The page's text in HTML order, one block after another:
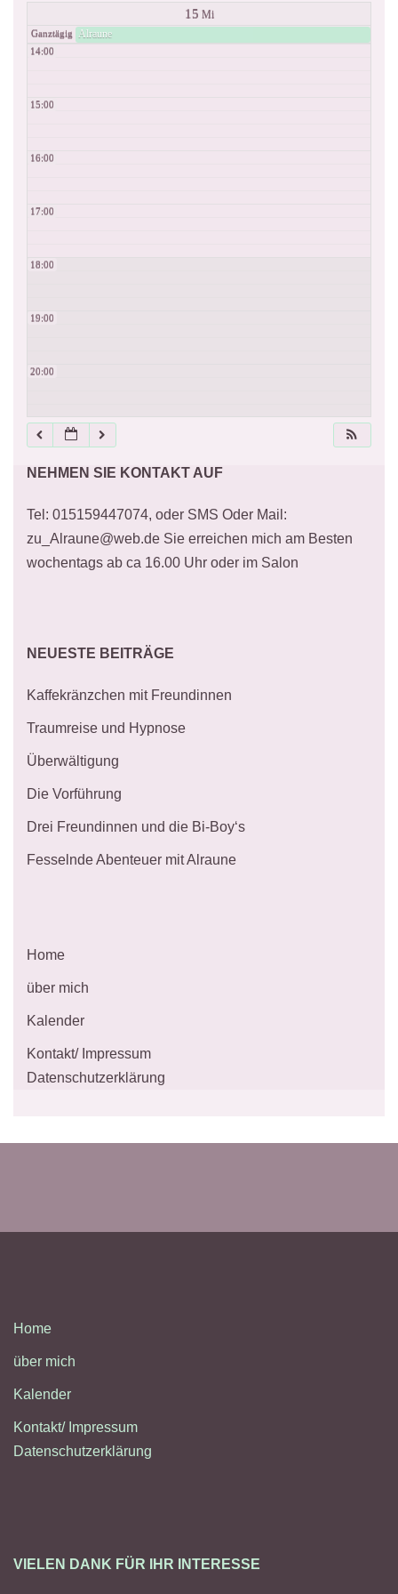
15 Mi
Ganztägig Alraune
14:00
15:00
16:00
17:00
18:00
19:00
20:00
21:00
22:00
23:00
NEHMEN SIE KONTAKT AUF
Tel: 015159447074, oder SMS Oder Mail:
zu_Alraune@web.de Sie erreichen mich am Besten
wochentags ab ca 16.00 Uhr oder im Salon
NEUESTE BEITRÄGE
Kaffekränzchen mit Freundinnen
Traumreise und Hypnose
Überwältigung
Die Vorführung
Drei Freundinnen und die Bi-Boy‘s
Fesselnde Abenteuer mit Alraune
Home
über mich
Kalender
Kontakt/ Impressum
Datenschutzerklärung
Home
über mich
Kalender
Kontakt/ Impressum
Datenschutzerklärung
VIELEN DANK FÜR IHR INTERESSE